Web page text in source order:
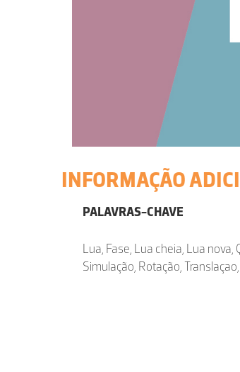
INFORMAÇÃO
PALAVRAS-CHAVE
Lua, Fase, Lua cheia, Lua
Simulação, Rotação,